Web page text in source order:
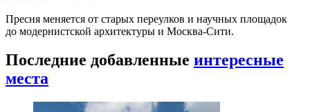
Пресня меняется от старых переулков и научных площадок
до модернистской архитектуры и Москва-Сити.
Последние добавленные интересные
места